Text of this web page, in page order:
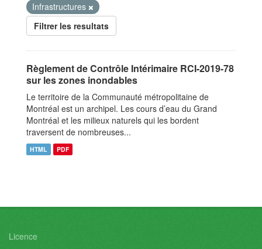
Infrastructures
Filtrer les resultats
Règlement de Contrôle Intérimaire RCI-2019-78
sur les zones inondables
Le territoire de la Communauté métropolitaine de
Montréal est un archipel. Les cours d’eau du Grand
Montréal et les milieux naturels qui les bordent
traversent de nombreuses...
HTML PDF
Licence